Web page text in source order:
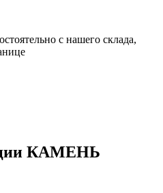
с нашего склада,
КАМЕНЬ